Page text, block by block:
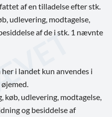
af en tilladelse efter stk.
udlevering, modtagelse,
af de i stk. 1 nævnte
i landet kun anvendes i
køb, udlevering, modtagelse,
og besiddelse af